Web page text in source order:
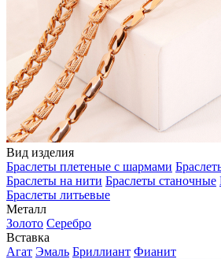
Вид изделия
Браслеты плетеные с шармами
Браслеты на нити Браслеты станочные
Браслеты литьевые
Металл
Золото Серебро
Вставка
Агат Эмаль Бриллиант Фианит